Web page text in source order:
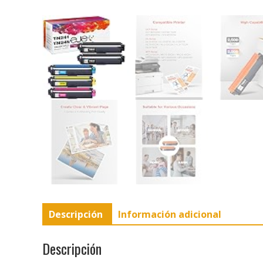
Descripción Información adicional
Descripción